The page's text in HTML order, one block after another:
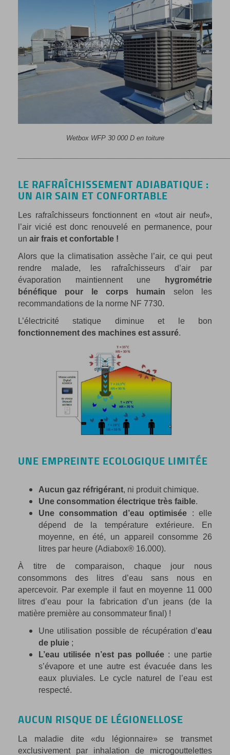
Wetbox WFP 30 000 D en toiture
LE RAFRAÎCHISSEMENT ADIABATIQUE :
UN AIR SAIN ET CONFORTABLE
Les rafraîchisseurs fonctionnent en «tout air neuf»,
l’air vicié est donc renouvelé en permanence, pour
un air frais et confortable !
Alors que la climatisation assèche l’air, ce qui peut
rendre malade, les rafraîchisseurs d’air par
évaporation maintiennent une
hygrométrie
bénéfique pour le corps humain selon les
recommandations de la norme NF 7730.
L’électricité statique diminue et le bon
fonctionnement des machines est assuré.
UNE EMPREINTE ECOLOGIQUE LIMITÉE
Aucun gaz réfrigérant, ni produit chimique.
Une consommation électrique très faible.
Une consommation d’eau optimisée : elle
dépend de la température extérieure. En
moyenne, en été, un appareil consomme 26
litres par heure (Adiabox® 16.000).
À titre de comparaison, chaque jour nous
consommons des litres d’eau sans nous en
apercevoir. Par exemple il faut en moyenne 11 000
litres d’eau pour la fabrication d’un jeans (de la
matière première au consommateur final) !
Une utilisation possible de récupération d’eau
de pluie ;
L’eau utilisée n’est pas polluée : une partie
s’évapore et une autre est évacuée dans les
eaux pluviales. Le cycle naturel de l’eau est
respecté.
AUCUN RISQUE DE LÉGIONELLOSE
La maladie dite «du légionnaire» se transmet
exclusivement par inhalation de microgouttelettes